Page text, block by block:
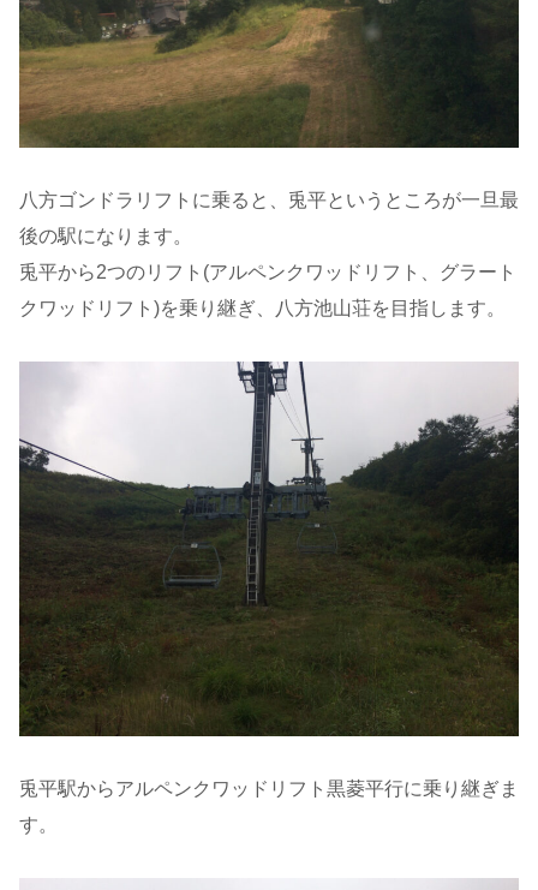
八方ゴンドラリフトに乗ると、兎平というところが一旦最
後の駅になります。
兎平から2つのリフト(アルペンクワッドリフト、グラート
クワッドリフト)を乗り継ぎ、八方池山荘を目指します。
兎平駅からアルペンクワッドリフト黒菱平行に乗り継ぎま
す。